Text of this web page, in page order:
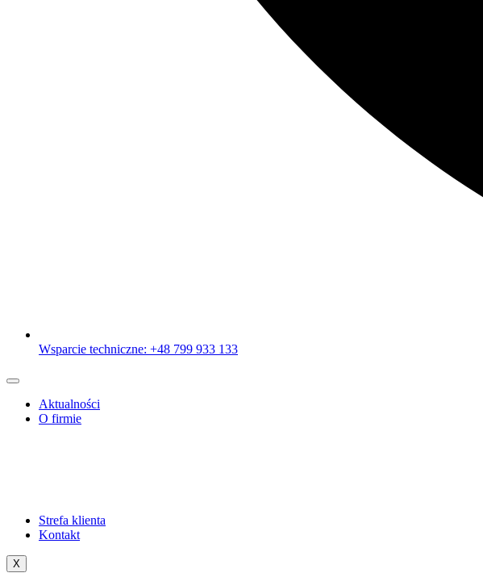
Wsparcie techniczne: +48 799 933 133
Aktualności
O firmie
Strefa klienta
Kontakt
X